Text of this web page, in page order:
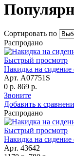
Сортировать по
Распродано
Быстрый просмотр
Накидка на
Арт. A07751S
0 р. 869 р.
Звоните
Добавить к
Распродано
Быстрый просмотр
Накидка на
Арт. 43642